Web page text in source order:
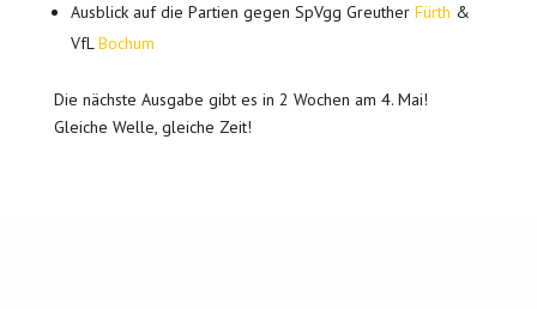
Ausblick auf die Partien gegen SpVgg Greuther Fürth &
VfLBochum
Die nächste Ausgabe gibt es in 2 Wochen am 4. Mai!
Gleiche Welle, gleiche Zeit!